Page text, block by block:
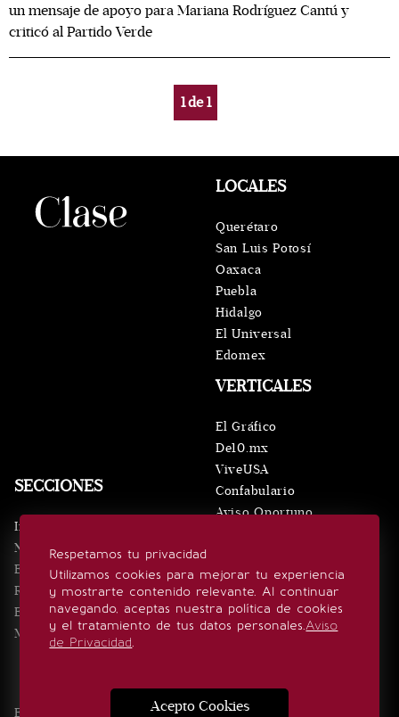
un mensaje de apoyo para Mariana Rodríguez Cantú y
criticó al Partido Verde
1de1
Respetamos tu privacidad
Utilizamos cookies para mejorar tu experiencia
y mostrarte contenido relevante. Al continuar
navegando, aceptas nuestra política de cookies
y el tratamiento de tus datos personales.Aviso
de Privacidad.
Acepto Cookies
SECCIONES
Inicio
Noticias
Eventos
Realeza
Estilo de vida
Minuto x Minuto
VERTICALES
El Gráfico
De10.mx
ViveUSA
Confabulario
Aviso Oportuno
LOCALES
Querétaro
San Luis Potosí
Oaxaca
Puebla
Hidalgo
El Universal
Edomex
SÍGUENOS
Edición Impresa Noticias Quiénes somos